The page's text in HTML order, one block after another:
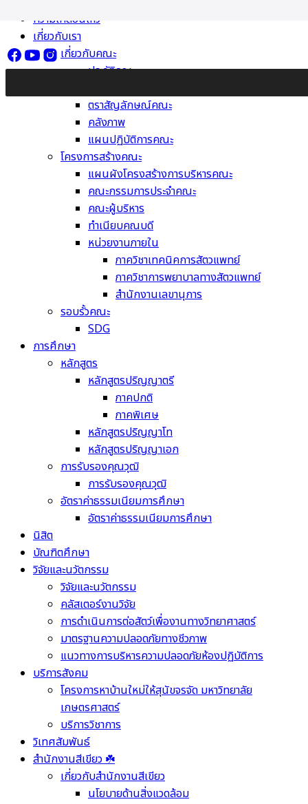
Skip
content
ความเคลื่อนไหว
เกี่ยวกับเรา
เกี่ยวกับคณะ
ประวัติคณะ
ตราสัญลักษณ์คณะ
คลังภาพ
แผนปฏิบัติการคณะ
โครงการสร้างคณะ
แผนผังโครงสร้างการบริหารคณะ
คณะกรรมการประจำคณะ
คณะผู้บริหาร
ทำเนียบคณบดี
หน่วยงานภายใน
ภาควิชาเทคนิคการสัตวแพทย์
ภาควิชาการพยาบาลทางสัตวแพทย์
สำนักงานเลขานุการ
รอบรั้วคณะ
SDG
การศึกษา
หลักสูตร
หลักสูตรปริญญาตรี
ภาคปกติ
ภาคพิเศษ
หลักสูตรปริญญาโท
หลักสูตรปริญญาเอก
การรับรองคุณวุฒิ
การรับรองคุณวุฒิ
อัตราค่าธรรมเนียมการศึกษา
อัตราค่าธรรมเนียมการศึกษา
นิสิต
บัณฑิตศึกษา
วิจัยและนวัตกรรม
วิจัยและนวัตกรรม
คลัสเตอร์งานวิจัย
การดำเนินการต่อสัตว์เพื่องานทางวิทยาศาสตร์
มาตรฐานความปลอดภัยทางชีวภาพ
แนวทางการบริหารความปลอดภัยห้องปฏิบัติการ
บริการสังคม
โครงการหาบ้านใหม่ให้สุนัขจรจัด มหาวิทยาลัย
เกษตรศาสตร์
บริการวิชาการ
วิเทศสัมพันธ์
สำนักงานสีเขียว ☘️
เกี่ยวกับสำนักงานสีเขียว
นโยบายด้านสิ่งแวดล้อม